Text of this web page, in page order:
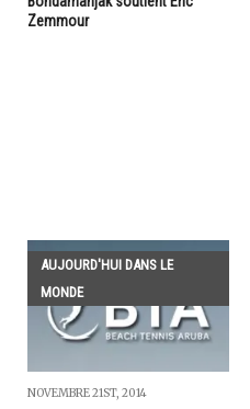
Zemmour
AUJOURD'HUI DANS LE
MONDE
NOVEMBRE 21ST, 2014